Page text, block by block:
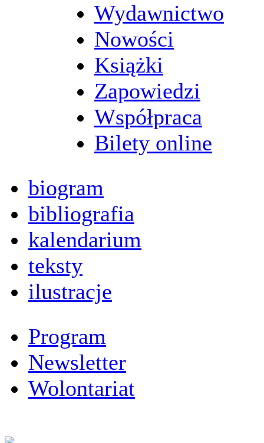
Wydawnictwo
Nowości
Książki
Zapowiedzi
Współpraca
Bilety online
biogram
bibliografia
kalendarium
teksty
ilustracje
Program
Newsletter
Wolontariat